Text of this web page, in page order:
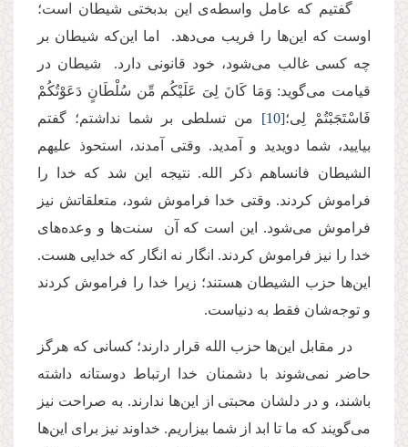
گفتیم که عامل واسطه‌ی این بدبختی شیطان است؛
اوست که این‌ها را فریب می‌دهد. اما این‌که شیطان بر
چه کسی غالب می‌شود، خود قانونی دارد. شیطان در
قیامت می‌گوید: وَمَا كَانَ لِیَ عَلَیْكُم مِّن سُلْطَانٍ دَعَوْتُكُمْ
فَاسْتَجَبْتُمْ لِی؛[10] من تسلطی بر شما نداشتم؛ گفتم
بیایید، شما دویدید و آمدید. وقتی آمدند، استحوذ علیهم
الشیطان فانساهم ذکر الله. نتیجه این شد که خدا را
فراموش کردند. وقتی خدا فراموش شود، متعلقاتش نیز
فراموش می‌شود. این است که آن سنت‌ها و وعده‌های
خدا را نیز فراموش کردند. انگار نه انگار که خدایی هست.
این‌ها حزب الشیطان هستند؛ زیرا خدا را فراموش کردند
و توجه‌شان فقط به دنیاست.
در مقابل این‌ها حزب‌ الله‌ قرار دارند؛ کسانی که هرگز
حاضر نمی‌شوند با دشمنان خدا ارتباط دوستانه داشته
باشند، و در دلشان محبتی از این‌ها ندارند. به صراحت نیز
می‌گویند که ما تا ابد از شما بیزاریم. خداوند نیز برای این‌ها